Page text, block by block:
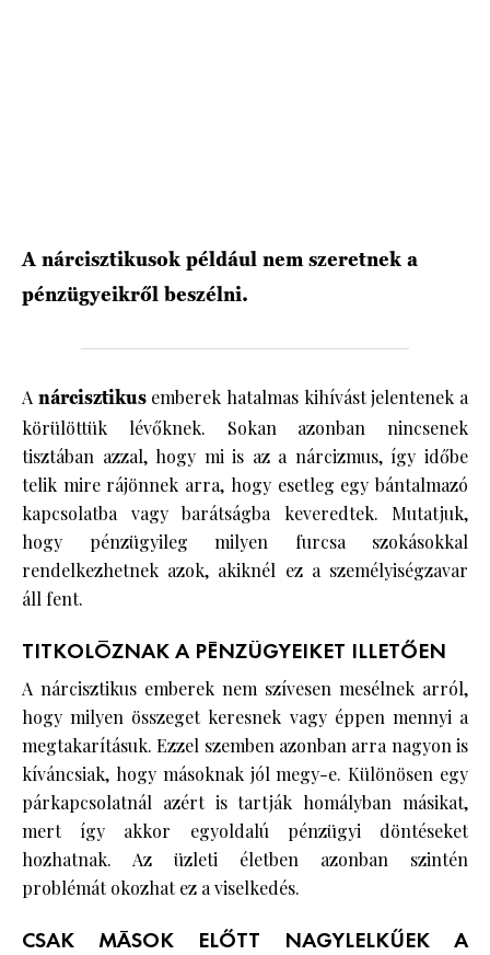
A nárcisztikusok például nem szeretnek a
pénzügyeikről beszélni.
A nárcisztikus emberek hatalmas kihívást jelentenek a
körülöttük lévőknek. Sokan azonban nincsenek
tisztában azzal, hogy mi is az a nárcizmus, így időbe
telik mire rájönnek arra, hogy esetleg egy bántalmazó
kapcsolatba vagy barátságba keveredtek. Mutatjuk,
hogy pénzügyileg milyen furcsa szokásokkal
rendelkezhetnek azok, akiknél ez a személyiségzavar
áll fent.
TITKOLÓZNAK A PÉNZÜGYEIKET ILLETŐEN
A nárcisztikus emberek nem szívesen mesélnek arról,
hogy milyen összeget keresnek vagy éppen mennyi a
megtakarításuk. Ezzel szemben azonban arra nagyon is
kíváncsiak, hogy másoknak jól megy-e. Különösen egy
párkapcsolatnál azért is tartják homályban másikat,
mert így akkor egyoldalú pénzügyi döntéseket
hozhatnak. Az üzleti életben azonban szintén
problémát okozhat ez a viselkedés.
CSAK MÁSOK ELŐTT NAGYLELKŰEK A